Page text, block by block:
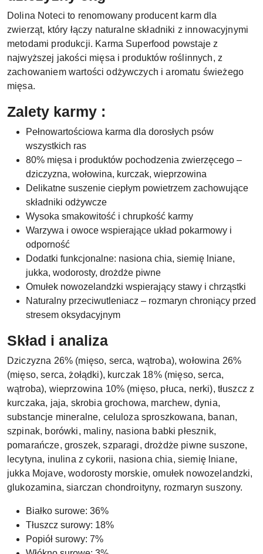
Dolina Noteci to renomowany producent karm dla
zwierząt, który łączy naturalne składniki z innowacyjnymi
metodami produkcji. Karma Superfood powstaje z
najwyższej jakości mięsa i produktów roślinnych, z
zachowaniem wartości odżywczych i aromatu świeżego
mięsa.
Zalety karmy :
Pełnowartościowa karma dla dorosłych psów
wszystkich ras
80% mięsa i produktów pochodzenia zwierzęcego –
dziczyzna, wołowina, kurczak, wieprzowina
Delikatne suszenie ciepłym powietrzem zachowujące
składniki odżywcze
Wysoka smakowitość i chrupkość karmy
Warzywa i owoce wspierające układ pokarmowy i
odporność
Dodatki funkcjonalne: nasiona chia, siemię lniane,
jukka, wodorosty, drożdże piwne
Omułek nowozelandzki wspierający stawy i chrząstki
Naturalny przeciwutleniacz – rozmaryn chroniący przed
stresem oksydacyjnym
Skład i analiza
Dziczyzna 26% (mięso, serca, wątroba), wołowina 26%
(mięso, serca, żołądki), kurczak 18% (mięso, serca,
wątroba), wieprzowina 10% (mięso, płuca, nerki), tłuszcz z
kurczaka, jaja, skrobia grochowa, marchew, dynia,
substancje mineralne, celuloza sproszkowana, banan,
szpinak, borówki, maliny, nasiona babki płesznik,
pomarańcze, groszek, szparagi, drożdże piwne suszone,
lecytyna, inulina z cykorii, nasiona chia, siemię lniane,
jukka Mojave, wodorosty morskie, omułek nowozelandzki,
glukozamina, siarczan chondroityny, rozmaryn suszony.
Białko surowe: 36%
Tłuszcz surowy: 18%
Popiół surowy: 7%